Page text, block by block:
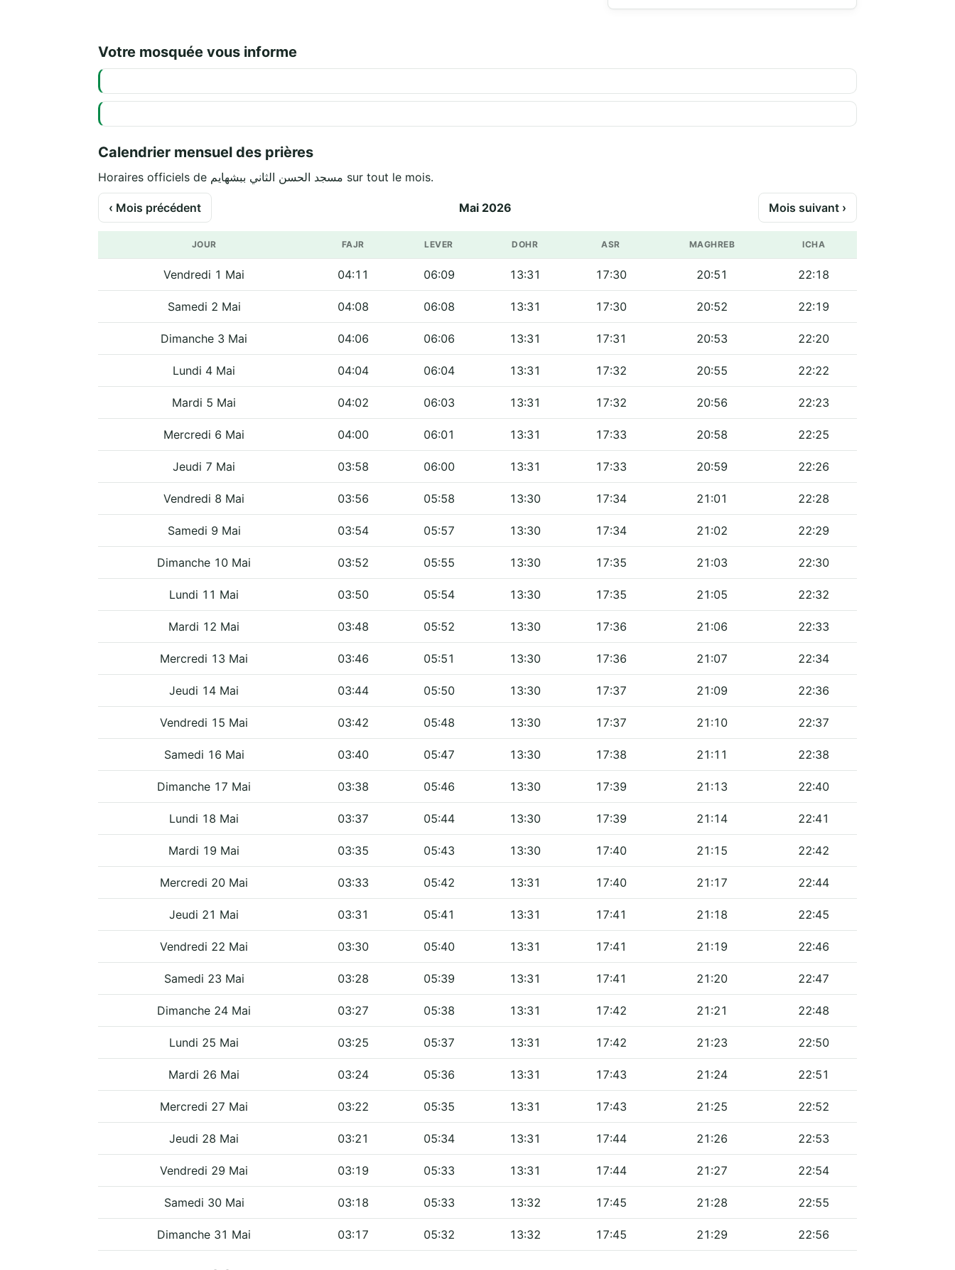
Votre mosquée vous informe
Calendrier mensuel des prières
Horaires officiels de مسجد الحسن الثاني ببشهايم sur tout le mois.
‹ Mois précédent Mai 2026 Mois suivant ›
JOUR FAJR LEVER DOHR ASR MAGHREB ICHA
Vendredi 1 Mai 04:11 06:09 13:31 17:30 20:51 22:18
Samedi 2 Mai 04:08 06:08 13:31 17:30 20:52 22:19
Dimanche 3 Mai 04:06 06:06 13:31 17:31 20:53 22:20
Lundi 4 Mai 04:04 06:04 13:31 17:32 20:55 22:22
Mardi 5 Mai 04:02 06:03 13:31 17:32 20:56 22:23
Mercredi 6 Mai 04:00 06:01 13:31 17:33 20:58 22:25
Jeudi 7 Mai 03:58 06:00 13:31 17:33 20:59 22:26
Vendredi 8 Mai 03:56 05:58 13:30 17:34 21:01 22:28
Samedi 9 Mai 03:54 05:57 13:30 17:34 21:02 22:29
Dimanche 10 Mai 03:52 05:55 13:30 17:35 21:03 22:30
Lundi 11 Mai 03:50 05:54 13:30 17:35 21:05 22:32
Mardi 12 Mai 03:48 05:52 13:30 17:36 21:06 22:33
Mercredi 13 Mai 03:46 05:51 13:30 17:36 21:07 22:34
Jeudi 14 Mai 03:44 05:50 13:30 17:37 21:09 22:36
Vendredi 15 Mai 03:42 05:48 13:30 17:37 21:10 22:37
Samedi 16 Mai 03:40 05:47 13:30 17:38 21:11 22:38
Dimanche 17 Mai 03:38 05:46 13:30 17:39 21:13 22:40
Lundi 18 Mai 03:37 05:44 13:30 17:39 21:14 22:41
Mardi 19 Mai 03:35 05:43 13:30 17:40 21:15 22:42
Mercredi 20 Mai 03:33 05:42 13:31 17:40 21:17 22:44
Jeudi 21 Mai 03:31 05:41 13:31 17:41 21:18 22:45
Vendredi 22 Mai 03:30 05:40 13:31 17:41 21:19 22:46
Samedi 23 Mai 03:28 05:39 13:31 17:41 21:20 22:47
Dimanche 24 Mai 03:27 05:38 13:31 17:42 21:21 22:48
Lundi 25 Mai 03:25 05:37 13:31 17:42 21:23 22:50
Mardi 26 Mai 03:24 05:36 13:31 17:43 21:24 22:51
Mercredi 27 Mai 03:22 05:35 13:31 17:43 21:25 22:52
Jeudi 28 Mai 03:21 05:34 13:31 17:44 21:26 22:53
Vendredi 29 Mai 03:19 05:33 13:31 17:44 21:27 22:54
Samedi 30 Mai 03:18 05:33 13:32 17:45 21:28 22:55
Dimanche 31 Mai 03:17 05:32 13:32 17:45 21:29 22:56